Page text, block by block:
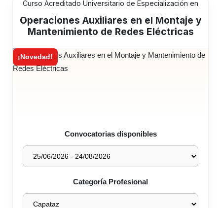
Curso Acreditado Universitario de Especialización en
Operaciones Auxiliares en el Montaje y
Mantenimiento de Redes Eléctricas
¡Novedad!
Convocatorias disponibles
Categoría Profesional